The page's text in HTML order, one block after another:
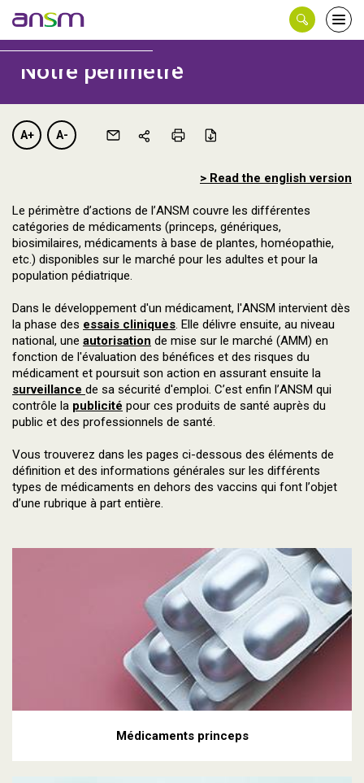
le
Notre périmètre
A+ A-
> Read the english version
Le périmètre d’actions de l’ANSM couvre les différentes
catégories de médicaments (princeps, génériques,
biosimilaires, médicaments à base de plantes, homéopathie,
etc.) disponibles sur le marché pour les adultes et pour la
population pédiatrique.
Dans le développement d'un médicament, l'ANSM intervient dès
la phase des essais cliniques. Elle délivre ensuite, au niveau
national, une autorisation de mise sur le marché (AMM) en
fonction de l'évaluation des bénéfices et des risques du
médicament et poursuit son action en assurant ensuite la
surveillance de sa sécurité d'emploi. C’est enfin l’ANSM qui
contrôle la publicité pour ces produits de santé auprès du
public et des professionnels de santé.
Vous trouverez dans les pages ci-dessous des éléments de
définition et des informations générales sur les différents
types de médicaments en dehors des vaccins qui font l’objet
d’une rubrique à part entière.
Médicaments princeps